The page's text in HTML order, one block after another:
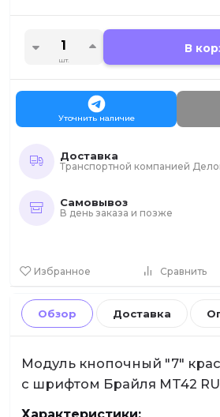
Избранное Сравнить
шт.
В
Уточнить наличие
Доставка
Транспортной компанией
Самовывоз
В день заказа и позже
Обзор Доставка
Модуль кнопочный "7"
с шрифтом Брайля MT42